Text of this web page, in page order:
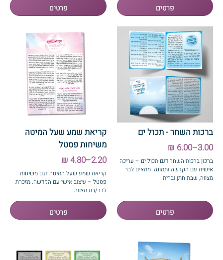
אונליין נוח, ללא צורך בידע גרפי.
🖨️
איכות הדפסה גבוהה במיוחד
– מודפס
מבריקה השומר על צבעים חדים לאורך
נוח לאחסון– מתקפל לחצי. גודל פתוח:
כמות מינימלית נמוכה– מחיר משתלם
לרכישה בכמויות גדולות לאירועים.
💼
ברית, שבת חתן, שבת כלה,
נופך אישי.
טיפ:ממליצים לבצע את העריכה דרך
מחשב נייח לנוחות מקסימלית.
* זמני אספקה: עד 3 ימי עסקים
ברכות השחר - תכול ים
3.00–6.00 ₪
ברכון ברכות השחר דגם תכול ים – עריכה
אישית עם הקדשה ותמונה. מתאים לבר
מצווה, שבת חתן וברית.
קריאת שמע שעל המיטה
משיחות פסטל
2.20–4.80 ₪
קריאת שמע שעל המיטה דגם משיחות
פסטל – עיצוב אישי עם הקדשה. מזכרת
לבר/בת מצווה.